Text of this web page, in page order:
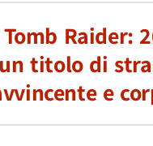
Raider:
titolo di
e